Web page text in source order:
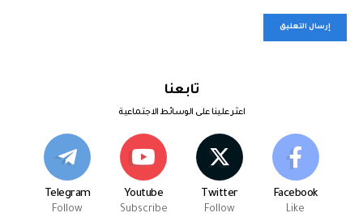
تابعنا
اعثر علينا على الوسائط الاجتماعية
Facebook
Like
Twitter
Follow
Youtube
Subscribe
Telegram
Follow